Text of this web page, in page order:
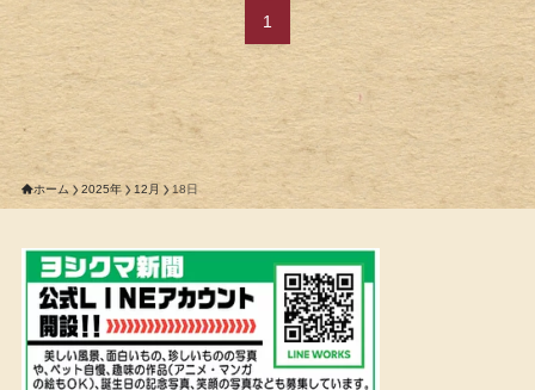
1
ホーム 2025年 12月 18日